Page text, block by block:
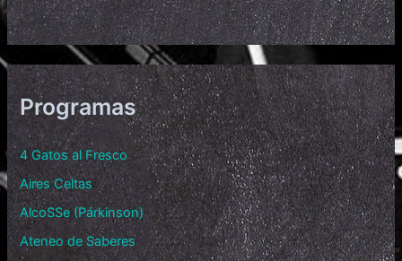
Programas
4 Gatos al Fresco
Aires Celtas
AlcoSSe (Párkinson)
Ateneo de Saberes